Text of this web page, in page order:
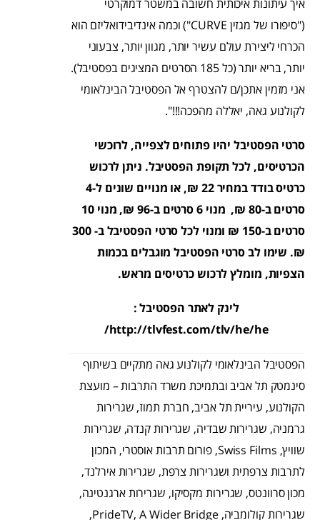
איך עיתונות איכותית חשובה במשטר דמוקרטי
("סיפורו של מגזין CURVE") וכמה אינדיבידואליזם הוא
הכרחי ליצירת עולם עשיר יותר, מגוון יותר, צבעוני
יותר, בריא יותר (כל 185 הסרטים המציגים בפסטיבל).
אני מזמין אתכן/ם להצטרף אל הפסטיבל הבינלאומי
לקולנוע גאה, יאללה מהפכה!!!".
סרטי הפסטיבל יהיו פתוחים לצפייה, לרוכשי
הכרטיסים, לכל תקופת הפסטיבל. ניתן לרכוש
כרטיס בודד במחיר 22 ₪, או מנויים שונים ל-4
סרטים ב-80 ₪, מנוי 6 סרטים ב-96 ₪, מנוי 10
סרטים ב-150 ₪ ומנוי לכל סרטי הפסטיבל ב- 300
₪. שימו לב סרטי הפסטיבל מוגבלים בכמות
הצפיות, מומלץ לרכוש כרטיסים מראש.
לינק לאתר הפסטיבל :
http://tlvfest.com/tlv/he/he/
הפסטיבל הבינלאומי לקולנוע גאה מתקיים בשיתוף
סינמטק תל אביב ובתמיכת משרד התרבות – מועצת
הקולנוע, עיריית תל אביב, חברת תמוז, שגרירות
גרמניה, שגרירות שבדיה, שגרירות קנדה, שגרירות
שוויץ, Swiss Films, פורום תרבות אוסטרי, המכון
לתרבות צרפתית ושגרירות צרפת, שגרירות אירלנד,
מכון סרוונטס, שגרירות מקסיקו, שגרירות ארגנטינה,
שגרירות קולומביה, PrideTV, A Wider Bridge,